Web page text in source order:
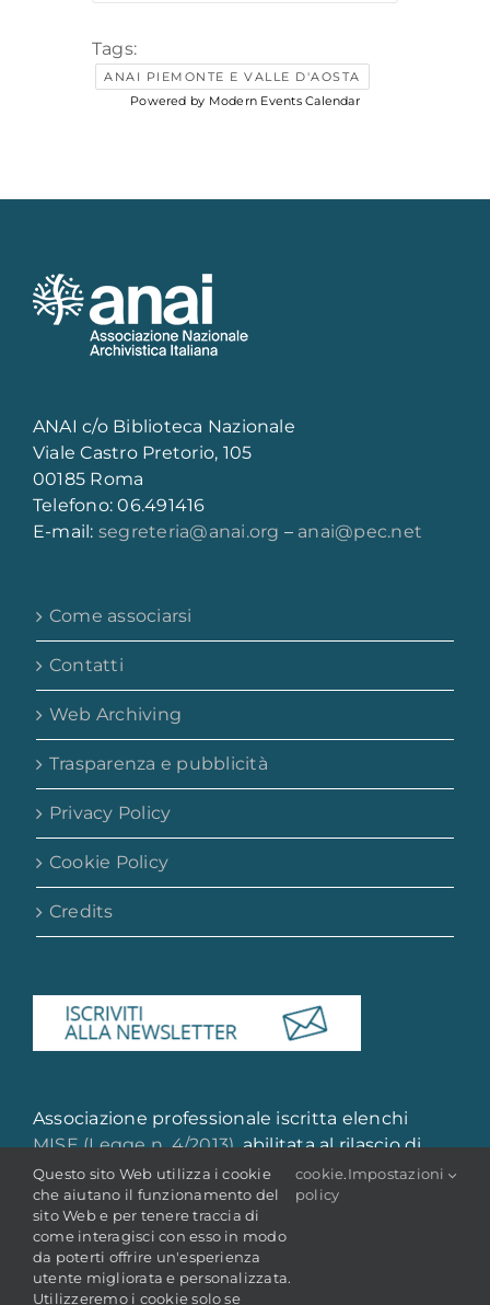
Tags:
ANAI PIEMONTE E VALLE D'AOSTA
Powered by Modern Events Calendar
ANAI c/o Biblioteca Nazionale
Viale Castro Pretorio, 105
00185 Roma
Telefono: 06.491416
E-mail: segreteria@anai.org – anai@pec.net
Come associarsi
Contatti
Web Archiving
Trasparenza e pubblicità
Privacy Policy
Cookie Policy
Credits
Associazione professionale iscritta elenchi
MISE (Legge n. 4/2013), abilitata al rilascio di
attestazione di qualità e qualificazione
professionale
Questo sito Web utilizza i cookie
che aiutano il funzionamento del
sito Web e per tenere traccia di
come interagisci con esso in modo
da poterti offrire un'esperienza
utente migliorata e personalizzata.
Utilizzeremo i cookie solo se
cookie
policy
.Impostazioni